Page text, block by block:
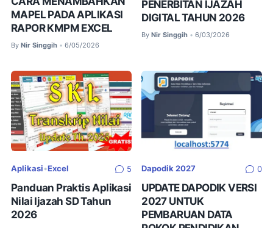
MAPEL PADA APLIKASI
RAPOR KMPM EXCEL
By Nir Singgih • 6/05/2026
PENERBITAN IJAZAH
DIGITAL TAHUN 2026
By Nir Singgih • 6/03/2026
Aplikasi •Excel 5
Panduan Praktis Aplikasi
Nilai Ijazah SD Tahun
2026
Dapodik 2027 0
UPDATE DAPODIK VERSI
2027 UNTUK
PEMBARUAN DATA